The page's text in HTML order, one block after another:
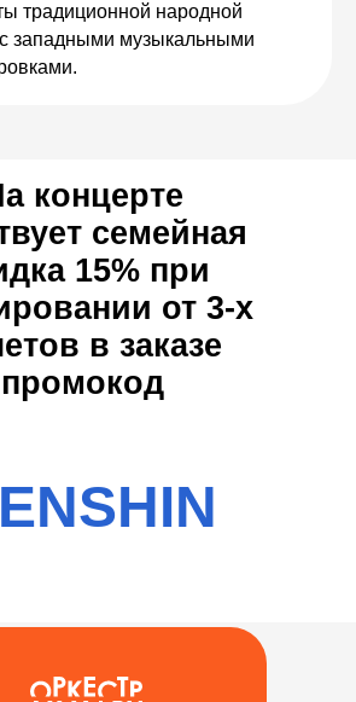
традиционной народной
западными музыкальными
концерте
семейная
15% при
от 3-х
в заказе
промокод